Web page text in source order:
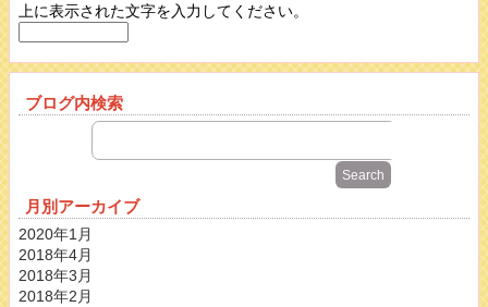
上に表示された文字を入力してください。
ブログ内検索
月別アーカイブ
2020年1月
2018年4月
2018年3月
2018年2月